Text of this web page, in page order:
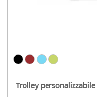
Trolley personalizzabile